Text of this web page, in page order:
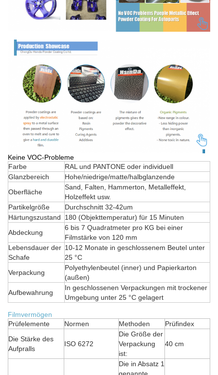
Keine VOC-Probleme
Farbe
RAL und PANTONE oder individuell
Glanzbereich
Hohe/niedrige/matte/halbglanzende
Oberfläche
Sand, Falten, Hammerton, Metalleffekt,
Holzeffekt usw.
Partikelgröße
Durchschnitt 32-42um
Härtungszustand
180 (Objekttemperatur) für 15 Minuten
Abdeckung
6 bis 7 Quadratmeter pro KG bei einer
Filmstärke von 120 mm
Lebensdauer der
Schafe
10-12 Monate in geschlossenem Beutel unter
25 °C
Verpackung
Polyethylenbeutel (inner) und Papierkarton
(außen)
Aufbewahrung
In geschlossenen Verpackungen mit trockener
Umgebung unter 25 °C gelagert
Filmvermögen
Prüfelemente
Normen Methoden
Prüfindex
Die Stärke des
Aufpralls
ISO 6272
Die Größe der
Verpackung
ist:
40 cm
Die in Absatz 1